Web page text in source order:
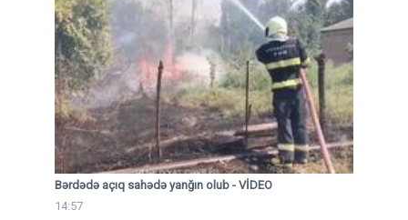
Bərdədə açıq sahədə yanğın olub - VİDEO
14:57